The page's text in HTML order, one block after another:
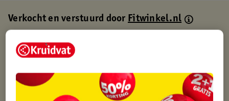
Verkocht en verstuurd doorFitwinkel.nl
Gratis thuisbezorgd
Gratis punten met je Kruidvat kaart